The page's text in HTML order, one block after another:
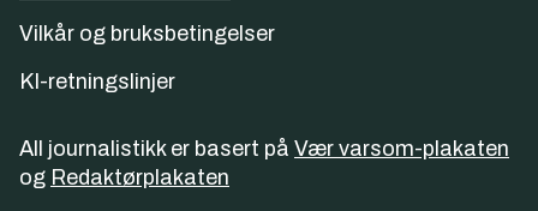
Vilkår og bruksbetingelser
KI-retningslinjer
All journalistikk er basert på Vær varsom-plakaten
og Redaktørplakaten